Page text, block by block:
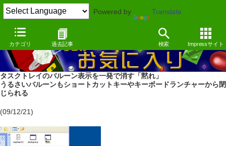
Powered by Translate
カテゴリ 過去記事 検索 Impressサイト
タスクトレイのバルーン表示を一発で消す「黙れ」
うるさいバルーンもショートカットキーやキーボードランチャーから閉
じられる
(09/12/21)